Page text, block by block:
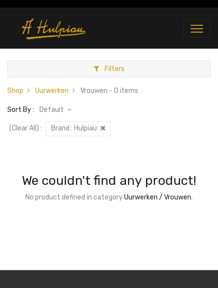
Filters
Shop Uurwerken Vrouwen - 0 items
Sort By : Default
(Clear All) : Brand : Hulpiau
We couldn't find any product!
No product defined in categoryUurwerken / Vrouwen.